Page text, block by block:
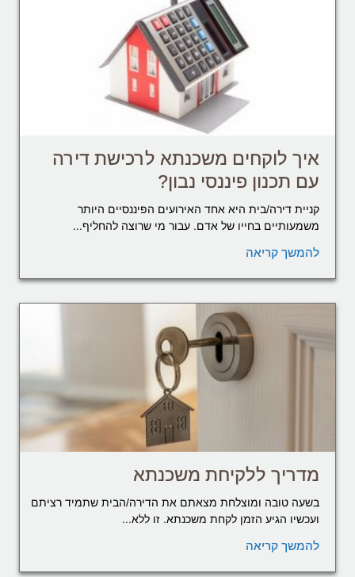
איך לוקחים משכנתא לרכישת דירה
עם תכנון פיננסי נבון?
קניית דירה/בית היא אחד האירועים הפיננסיים היותר
משמעותיים בחייו של אדם. עבור מי שרוצה להחליף...
להמשך קריאה
מדריך ללקיחת משכנתא
בשעה טובה ומוצלחת מצאתם את הדירה/הבית שתמיד רציתם
ועכשיו הגיע הזמן לקחת משכנתא. זו ללא...
להמשך קריאה